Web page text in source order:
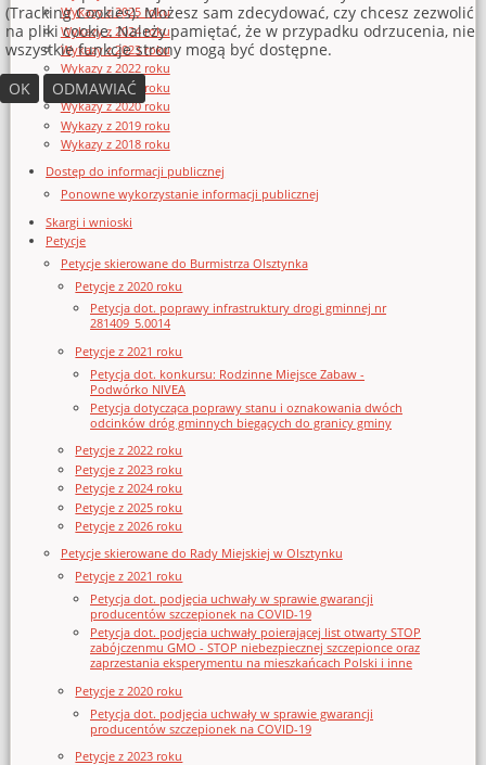
Wykazy z 2025 roku
Wykazy z 2024 roku
Wykazy z 2023 roku
Wykazy z 2022 roku
Wykazy z 2021 roku
Wykazy z 2020 roku
Wykazy z 2019 roku
Wykazy z 2018 roku
Dostęp do informacji publicznej
Ponowne wykorzystanie informacji publicznej
Skargi i wnioski
Petycje
Petycje skierowane do Burmistrza Olsztynka
Petycje z 2020 roku
Petycja dot. poprawy infrastruktury drogi gminnej nr
281409_5.0014
Petycje z 2021 roku
Petycja dot. konkursu: Rodzinne Miejsce Zabaw -
Podwórko NIVEA
Petycja dotycząca poprawy stanu i oznakowania dwóch
odcinków dróg gminnych biegących do granicy gminy
Petycje z 2022 roku
Petycje z 2023 roku
Petycje z 2024 roku
Petycje z 2025 roku
Petycje z 2026 roku
Petycje skierowane do Rady Miejskiej w Olsztynku
Petycje z 2021 roku
Petycja dot. podjęcia uchwały w sprawie gwarancji
producentów szczepionek na COVID-19
Petycja dot. podjęcia uchwały poierającej list otwarty STOP
zabójczenmu GMO - STOP niebezpiecznej szczepionce oraz
zaprzestania eksperymentu na mieszkańcach Polski i inne
Petycje z 2020 roku
Petycja dot. podjęcia uchwały w sprawie gwarancji
producentów szczepionek na COVID-19
Petycje z 2023 roku
(Tracking Cookies). Możesz sam zdecydować, czy chcesz zezwolić
na pliki cookie. Należy pamiętać, że w przypadku odrzucenia, nie
wszystkie funkcje strony mogą być dostępne.
OK
ODMAWIAĆ